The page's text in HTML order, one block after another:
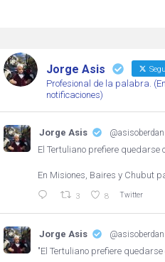
Jorge Asis
Profesional de la palabra.
notificaciones)
Jorge Asis @asisoberdan
El Tertuliano prefiere quedarse
En Misiones, Baires y Chubut
3 8 Twitter
Jorge Asis @asisoberdan
"El Tertuliano prefiere quedarse